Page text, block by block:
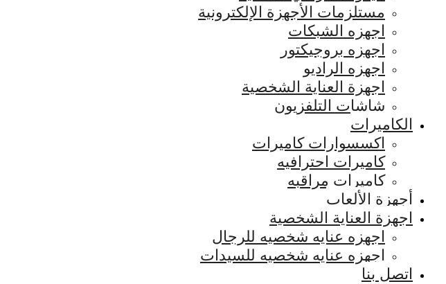
مستلزمات الأجهزة الإلكترونية
اجهزه الشبكات
اجهزه بروجيكتور
اجهزه الراديو
اجهزة العناية الشخصية
شاشات التلفزيون
الكاميرات
اكسسوارات كاميرات
كاميرات احترافيه
كاميرات مراقبه
أجهزة الألعاب
اجهزة العناية الشخصية
اجهزه عنايه شخصيه للرجال
اجهزه عنايه شخصيه للسيدات
اتصل بنا